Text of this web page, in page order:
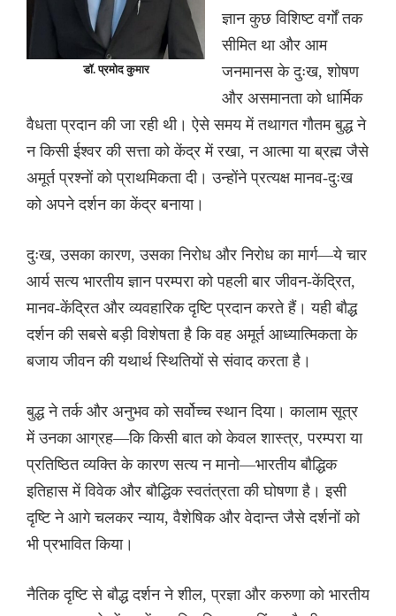
डॉ. प्रमोद कुमार
ज्ञान कुछ विशिष्ट वर्गों तक
सीमित था और आम
जनमानस के दुःख, शोषण
और असमानता को धार्मिक
वैधता प्रदान की जा रही थी। ऐसे समय में तथागत गौतम बुद्ध ने
न किसी ईश्वर की सत्ता को केंद्र में रखा, न आत्मा या ब्रह्म जैसे
अमूर्त प्रश्नों को प्राथमिकता दी। उन्होंने प्रत्यक्ष मानव-दुःख
को अपने दर्शन का केंद्र बनाया।
दुःख, उसका कारण, उसका निरोध और निरोध का मार्ग—ये चार
आर्य सत्य भारतीय ज्ञान परम्परा को पहली बार जीवन-केंद्रित,
मानव-केंद्रित और व्यवहारिक दृष्टि प्रदान करते हैं। यही बौद्ध
दर्शन की सबसे बड़ी विशेषता है कि वह अमूर्त आध्यात्मिकता के
बजाय जीवन की यथार्थ स्थितियों से संवाद करता है।
बुद्ध ने तर्क और अनुभव को सर्वोच्च स्थान दिया। कालाम सूत्र
में उनका आग्रह—कि किसी बात को केवल शास्त्र, परम्परा या
प्रतिष्ठित व्यक्ति के कारण सत्य न मानो—भारतीय बौद्धिक
इतिहास में विवेक और बौद्धिक स्वतंत्रता की घोषणा है। इसी
दृष्टि ने आगे चलकर न्याय, वैशेषिक और वेदान्त जैसे दर्शनों को
भी प्रभावित किया।
नैतिक दृष्टि से बौद्ध दर्शन ने शील, प्रज्ञा और करुणा को भारतीय